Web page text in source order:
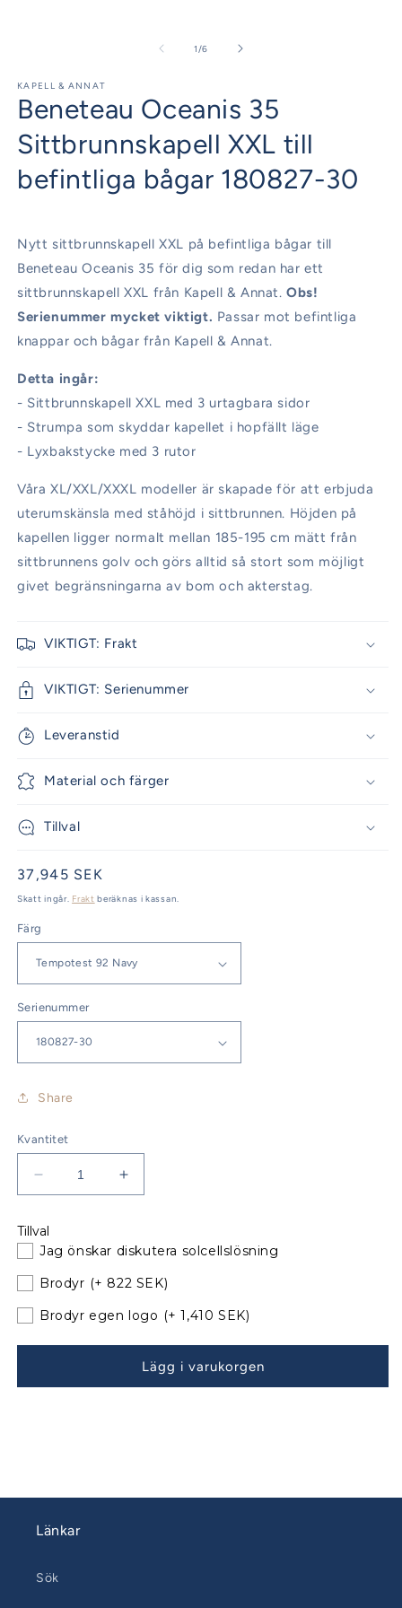
1/av
6
KAPELL & ANNAT
Beneteau Oceanis 35
Sittbrunnskapell XXL till
befintliga bågar 180827-30
Nytt sittbrunnskapell XXL på befintliga bågar till
Beneteau Oceanis 35 för dig som redan har ett
sittbrunnskapell XXL från Kapell & Annat.Obs!
Serienummer mycket viktigt. Passar mot befintliga
knappar och bågar från Kapell & Annat.
Detta ingår:
- Sittbrunnskapell XXL med 3 urtagbara sidor
- Strumpa som skyddar kapellet i hopfällt läge
- Lyxbakstycke med 3 rutor
Våra XL/XXL/XXXL modeller är skapade för att erbjuda
uterumskänsla med ståhöjd i sittbrunnen. Höjden på
kapellen ligger normalt mellan 185-195 cm mätt från
sittbrunnens golv och görs alltid så stort som möjligt
givet begränsningarna av bom och akterstag.
VIKTIGT: Frakt
VIKTIGT: Serienummer
Leveranstid
Material och färger
Tillval
Ordinarie
pris
37,945 SEK
Skatt ingår. Frakt beräknas i kassan.
Färg
Serienummer
Share
Kvantitet
Minska
kvantitet
Beneteau
Oceanis
35
Sittbrunnskapell
XXL
180827-
Öka
kvantitet
Oceanis
35
Sittbrunnskapell
XXL
bågar
180827-
Tillval
Jag önskar diskutera solcellslösning
Brodyr (+ 822 SEK)
Brodyr egen logo (+ 1,410 SEK)
Lägg i varukorgen
Länkar
Sök